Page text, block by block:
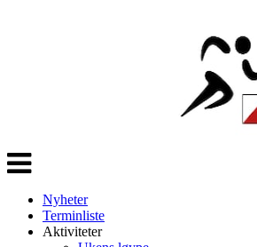
Veksle
navigasjon
Nyheter
Terminliste
Aktiviteter